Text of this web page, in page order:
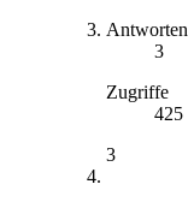
Antworten
3
Zugriffe
425
3